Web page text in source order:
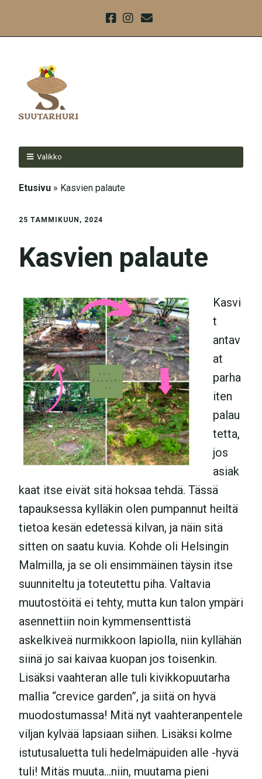
Valikko
Etusivu » Kasvien palaute
25 TAMMIKUUN, 2024
Kasvien palaute
Kasvi
t
antav
at
parha
iten
palau
tetta,
jos
asiak
kaat itse eivät sitä hoksaa tehdä. Tässä
tapauksessa kylläkin olen pumpannut heiltä
tietoa kesän edetessä kilvan, ja näin sitä
sitten on saatu kuvia. Kohde oli Helsingin
Malmilla, ja se oli ensimmäinen täysin itse
suunniteltu ja toteutettu piha. Valtavia
muutostöitä ei tehty, mutta kun talon ympäri
asennettiin noin kymmensenttistä
askelkiveä nurmikkoon lapiolla, niin kyllähän
siinä jo sai kaivaa kuopan jos toisenkin.
Lisäksi vaahteran alle tuli kivikkopuutarha
mallia “crevice garden”, ja siitä on hyvä
muodostumassa! Mitä nyt vaahteranpentele
viljan kylvää lapsiaan siihen. Lisäksi kolme
istutusaluetta tuli hedelmäpuiden alle -hyvä
tuli! Mitäs muuta…niin, muutama pieni